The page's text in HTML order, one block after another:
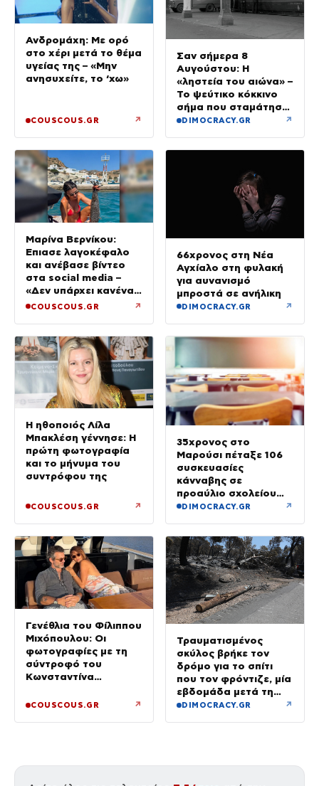
Ανδρομάχη: Με ορό
στο χέρι μετά το θέμα
υγείας της – «Μην
ανησυχείτε, το ‘χω»
COUSCOUS.GR ↗
Σαν σήμερα 8
Αυγούστου: Η
«ληστεία του αιώνα» –
Το ψεύτικο κόκκινο
σήμα που σταμάτησε
τρένο με 2,6 εκατ.
DIMOCRACY.GR ↗
Μαρίνα Βερνίκου:
Έπιασε λαγοκέφαλο
και ανέβασε βίντεο
στα social media –
«Δεν υπάρχει κανένας
λόγος να φοβόμαστε»
COUSCOUS.GR ↗
66χρονος στη Νέα
Αγχίαλο στη φυλακή
για αυνανισμό
μπροστά σε ανήλικη
DIMOCRACY.GR ↗
Η ηθοποιός Λίλα
Μπακλέση γέννησε: Η
πρώτη φωτογραφία
και το μήνυμα του
συντρόφου της
COUSCOUS.GR ↗
35χρονος στο
Μαρούσι πέταξε 106
συσκευασίες
κάνναβης σε
προαύλιο σχολείου
και έφυγε μόλις είδε
DIMOCRACY.GR ↗
Γενέθλια του Φίλιππου
Μιχόπουλου: Οι
φωτογραφίες με τη
σύντροφό του
Κωνσταντίνα
δημόσιο «Σ’ αγαπώ»
COUSCOUS.GR ↗
Τραυματισμένος
σκύλος βρήκε τον
δρόμο για το σπίτι
που τον φρόντιζε, μία
εβδομάδα μετά τη
φωτιά στο Πόρτο
DIMOCRACY.GR ↗